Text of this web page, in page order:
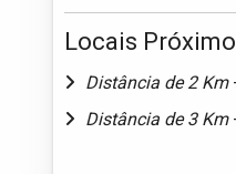
Locais
Distância de 2 Km
Distância de 3 Km